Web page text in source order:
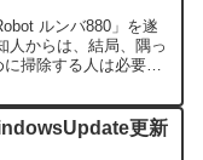
ルンバ880」を遂
人からは、結局、隅っ
掃除する人は必要な
更新